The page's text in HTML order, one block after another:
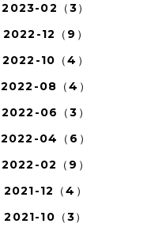
2023-02（3）
2022-12（9）
2022-10（4）
2022-08（4）
2022-06（3）
2022-04（6）
2022-02（9）
2021-12（4）
2021-10（3）